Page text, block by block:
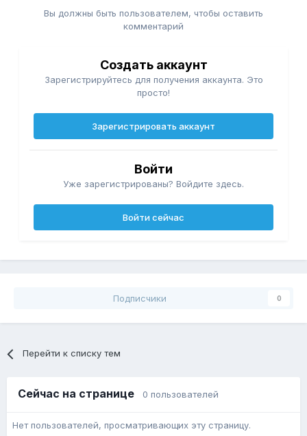
Вы должны быть пользователем, чтобы оставить
комментарий
Создать аккаунт
Зарегистрируйтесь для получения аккаунта. Это
просто!
Зарегистрировать аккаунт
Войти
Уже зарегистрированы? Войдите здесь.
Войти сейчас
Подписчики 0
Перейти к списку тем
Сейчас на странице 0 пользователей
Нет пользователей, просматривающих эту страницу.